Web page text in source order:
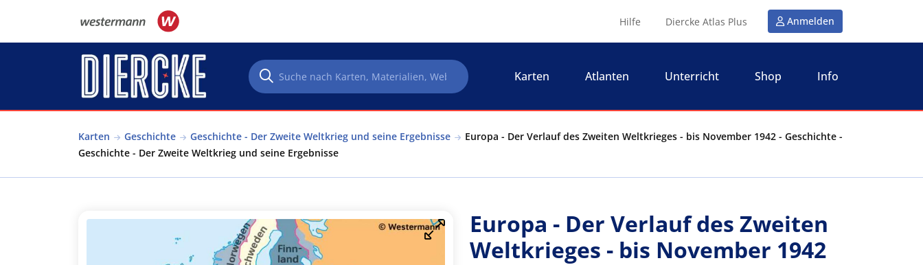
Hilfe Diercke Atlas Plus Anmelden
Karten Atlanten Unterricht Shop Info
Karten Geschichte Geschichte - Der Zweite Weltkrieg und seine Ergebnisse
Europa - Der Verlauf des Zweiten Weltkrieges - bis November 1942 - Geschichte -
Geschichte - Der Zweite Weltkrieg und seine Ergebnisse
Europa - Der Verlauf des Zweiten
Weltkrieges - bis November 1942